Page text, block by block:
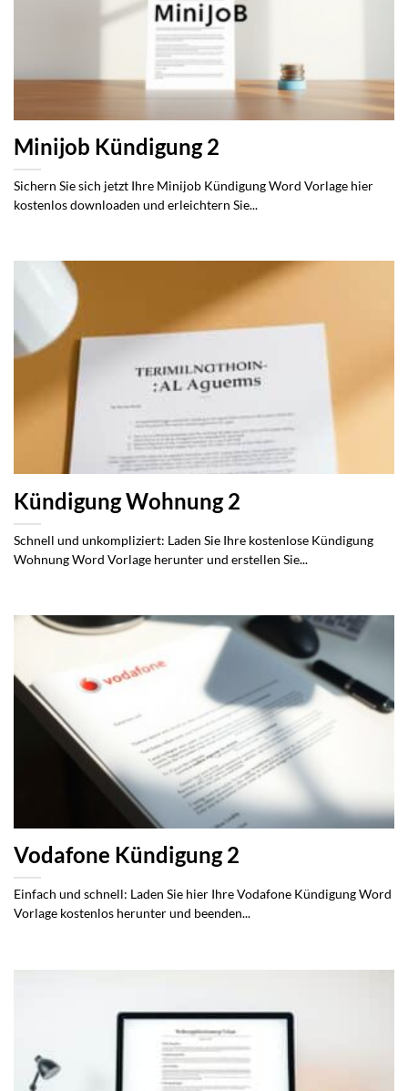
Minijob Kündigung 2
Sichern Sie sich jetzt Ihre Minijob Kündigung Word Vorlage hier
kostenlos downloaden und erleichtern Sie...
Kündigung Wohnung 2
Schnell und unkompliziert: Laden Sie Ihre kostenlose Kündigung
Wohnung Word Vorlage herunter und erstellen Sie...
Vodafone Kündigung 2
Einfach und schnell: Laden Sie hier Ihre Vodafone Kündigung Word
Vorlage kostenlos herunter und beenden...